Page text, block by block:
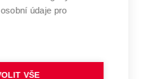
údaje pro
VŠE